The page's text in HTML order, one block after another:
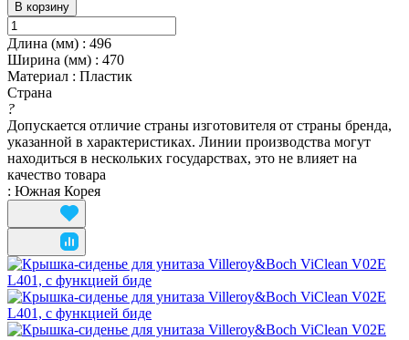
В корзину
Длина (мм) : 496
Ширина (мм) : 470
Материал : Пластик
Страна
?
Допускается отличие страны изготовителя от страны бренда,
указанной в характеристиках. Линии производства могут
находиться в нескольких государствах, это не влияет на
качество товара
: Южная Корея